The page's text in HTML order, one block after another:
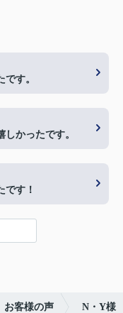
す。
かったです。
です！
お客様の声 N・Y様